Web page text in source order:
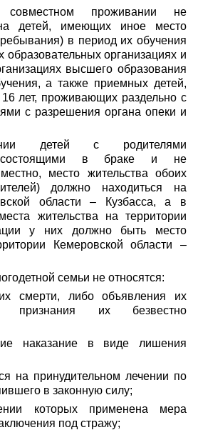
проживании не
на детей, имеющих иное место
в период их обучения
организациях и
высшего образования
а также приемных детей,
16 лет, проживающих раздельно с
с разрешения органа опеки и
детей с родителями
состоящими в браке и не
место жительства обоих
должно находиться на
области – Кузбасса, а в
жительства на территории
у них должно быть место
Кемеровской области –
семьи не относятся:
смерти, либо объявления их
признания их безвестно
наказание в виде лишения
на принудительном лечении по
в законную силу;
которых применена мера
под стражу;